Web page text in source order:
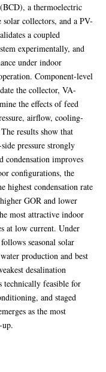
a thermoelectric
collectors, and a PV-
a coupled
experimentally, and
under indoor
Component-level
the collector, VA-
the effects of feed
airflow, cooling-
results show that
pressure strongly
condensation improves
configurations, the
highest condensation rate
GOR and lower
most attractive indoor
at low current. Under
seasonal solar
production and best
desalination
technically feasible for
and staged
as the most